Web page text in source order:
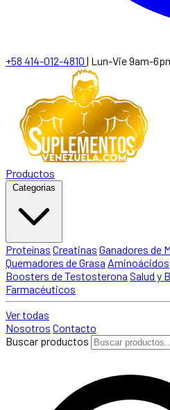
+58 414-012-4810 | Lun-Vie 9am-
Productos
Categorias
Proteínas Creatinas Ganadores de
Quemadores de Grasa Aminoácidos
Boosters de Testosterona Salud y
Farmacéuticos
Ver todas
Nosotros Contacto
Buscar productos